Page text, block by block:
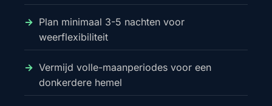
Plan minimaal 3-5 nachten voor
weerflexibiliteit
Vermijd volle-maanperiodes voor een
donkerdere hemel